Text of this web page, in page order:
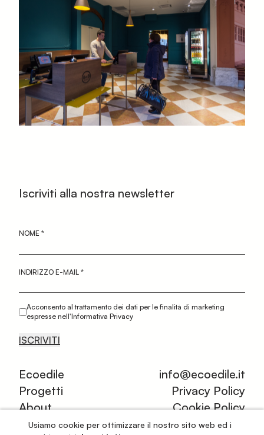
Iscriviti alla nostra newsletter
NOME *
INDIRIZZO E-MAIL *
Acconsento al trattamento dei dati per le finalità di marketing
espresse nell'Informativa Privacy
ISCRIVITI
Ecoedile
Progetti
About
Certificazioni
info@ecoedile.it
Privacy Policy
Cookie Policy
Terms and
Usiamo cookie per ottimizzare il nostro sito web ed i